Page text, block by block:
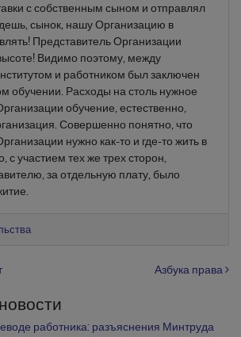
с собственным сыном и отправлял
сынок, нашу Организацию в
Представитель Организации
Видимо поэтому, между
и работником был заключен
обучении. Расходы на столь нужное
обучение, естественно,
Совершенно понятно, что
нужно как-то и где-то жить в
с участием тех же трех сторон,
за отдельную плату, было
записям Азбука права
работника: разъяснения Минтруда